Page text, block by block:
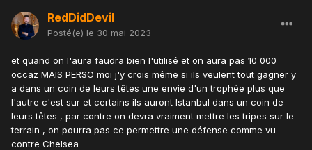
plusieurs succès contre City en jouant la
contre-attaque, c'est ce qui fonctionne le
mieux. Il faut penser comme Mourinho. Il
avait amené à Chelsea des joueurs comme
Joe Cole, Arjen Robben et Damian Duff qui
occupaient des positions d'entre-deux qui
leur permettait de défendre avec le bloc mais
RedDidDevil
Posté(e) le 30 mai 2023
et quand on l'aura faudra bien l'utilisé et on aura pas 10 000
occaz MAIS PERSO moi j'y crois même si ils veulent tout gagner y
a dans un coin de leurs têtes une envie d'un trophée plus que
l'autre c'est sur et certains ils auront Istanbul dans un coin de
leurs têtes , par contre on devra vraiment mettre les tripes sur le
terrain , on pourra pas ce permettre une défense comme vu
contre Chelsea